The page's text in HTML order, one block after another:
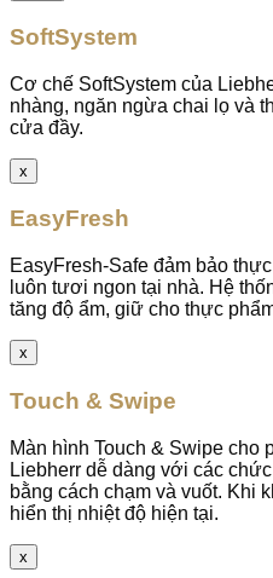
SoftSystem
Cơ chế SoftSystem của
nhàng, ngăn ngừa chai lọ và
cửa đầy.
x
EasyFresh
EasyFresh-Safe đảm bảo
luôn tươi ngon tại nhà. Hệ
tăng độ ẩm, giữ cho thực
x
Touch & Swipe
Màn hình Touch & Swipe cho
Liebherr dễ dàng với các
bằng cách chạm và vuốt. Khi
hiển thị nhiệt độ hiện tại.
x